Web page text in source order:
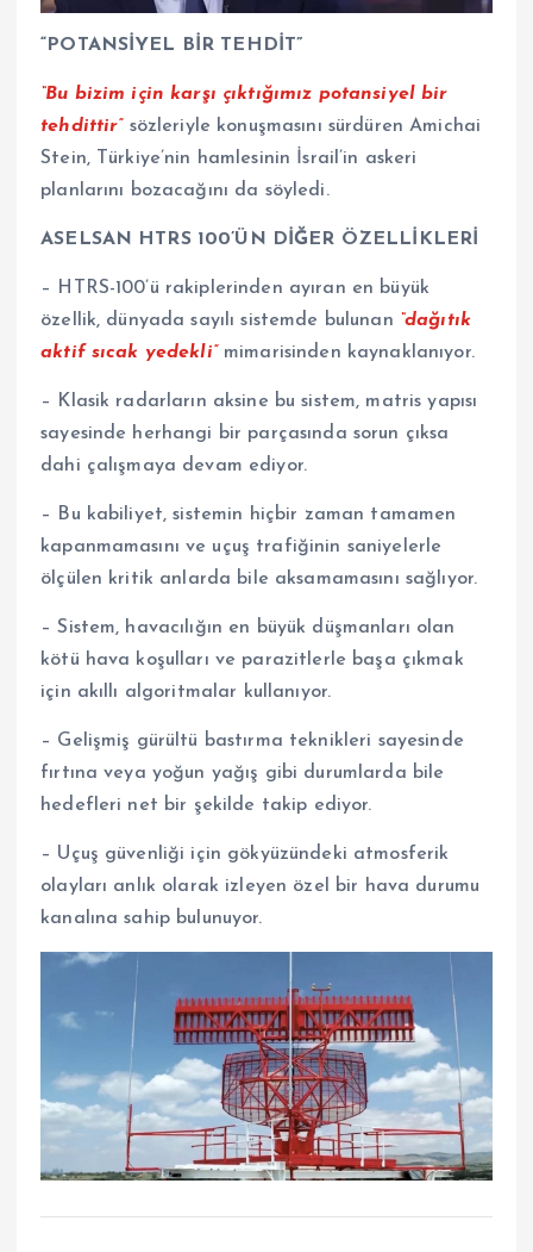
“POTANSİYEL BİR TEHDİT”
“Bu bizim için karşı çıktığımız potansiyel bir
tehdittir”sözleriyle konuşmasını sürdüren Amichai
Stein, Türkiye’nin hamlesinin İsrail’in askeri
planlarını bozacağını da söyledi.
ASELSAN HTRS 100’ÜN DİĞER ÖZELLİKLERİ
– HTRS-100’ü rakiplerinden ayıran en büyük
özellik, dünyada sayılı sistemde bulunan “dağıtık
aktif sıcak yedekli” mimarisinden kaynaklanıyor.
– Klasik radarların aksine bu sistem, matris yapısı
sayesinde herhangi bir parçasında sorun çıksa
dahi çalışmaya devam ediyor.
– Bu kabiliyet, sistemin hiçbir zaman tamamen
kapanmamasını ve uçuş trafiğinin saniyelerle
ölçülen kritik anlarda bile aksamamasını sağlıyor.
– Sistem, havacılığın en büyük düşmanları olan
kötü hava koşulları ve parazitlerle başa çıkmak
için akıllı algoritmalar kullanıyor.
– Gelişmiş gürültü bastırma teknikleri sayesinde
fırtına veya yoğun yağış gibi durumlarda bile
hedefleri net bir şekilde takip ediyor.
– Uçuş güvenliği için gökyüzündeki atmosferik
olayları anlık olarak izleyen özel bir hava durumu
kanalına sahip bulunuyor.